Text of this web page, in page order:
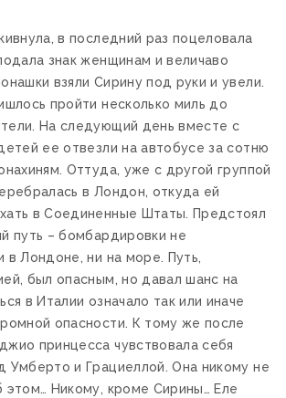
в последний раз поцеловала
знак женщинам и величаво
взяли Сирину под руки и увели.
пройти несколько миль до
На следующий день вместе с
ее отвезли на автобусе за сотню
Оттуда, уже с другой группой
в Лондон, откуда ей
в Соединенные Штаты. Предстоял
путь – бомбардировки не
в Лондоне, ни на море. Путь,
был опасным, но давал шанс на
в Италии означало так или иначе
опасности. К тому же после
принцесса чувствовала себя
Умберто и Грациеллой. Она никому не
этом… Никому, кроме Сирины… Еле